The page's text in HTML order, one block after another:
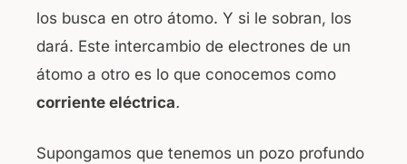
los busca en otro átomo. Y si le sobran, los
dará. Este intercambio de electrones de un
átomo a otro es lo que conocemos como
corriente eléctrica.
Supongamos que tenemos un pozo profundo